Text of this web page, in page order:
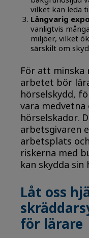
vilket kan leda
Långvarig
vanligtvis
miljöer, vilket
särskilt om
För att minska
arbetet bör
hörselskydd,
vara
hörselskador.
arbetsgivaren
arbetsplats
riskerna med
kan skydda
Låt oss
för lärare